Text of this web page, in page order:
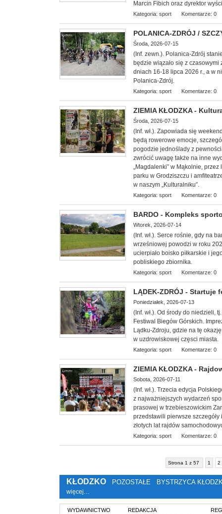
Marcin Fibich oraz dyrektor
Kategoria: sport Komentarze: 0
POLANICA-ZDRÓJ /
Środa, 2026-07-15
(Inf. zewn.). Polanica-Zdrój
będzie wiązało się z
dniach 16-18 lipca 2026 r., a w
Polanica-Zdrój.
Kategoria: sport Komentarze: 0
ZIEMIA KŁODZKA -
Środa, 2026-07-15
(Inf. wł.). Zapowiada się
będą rowerowe emocje,
pogodzie jednoślady z
zwrócić uwagę także na inne
„Magdalenki” w Mąkolnie,
parku w Grodziszczu i
w naszym „Kulturalniku”.
Kategoria: sport Komentarze: 0
BARDO - Kompleks
Wtorek, 2026-07-14
(Inf. wł.). Serce rośnie, gdy na
wrześniowej powodzi w roku
ucierpiało boisko piłkarskie i
pobliskiego zbiornika.
Kategoria: sport Komentarze: 0
LĄDEK-ZDRÓJ - Startuje
Poniedziałek, 2026-07-13
(Inf. wł.). Od środy do niedzieli,
Festiwal Biegów Górskich.
Lądku-Zdroju, gdzie na tę
w uzdrowiskowej częsci miasta.
Kategoria: sport Komentarze: 0
ZIEMIA KŁODZKA -
Sobota, 2026-07-11
(Inf. wł.). Trzecia edycja
z najważniejszych wydarzeń
prasowej w trzebieszowickim
przedstawili pierwsze
złotych lat rajdów
Kategoria: sport Komentarze: 0
Strona 1 z 57 1 2
KŁODZKO POZOSTAŁE BYSTRZYCA
więcej…
WYDAWNICTWO
REDAKCJA